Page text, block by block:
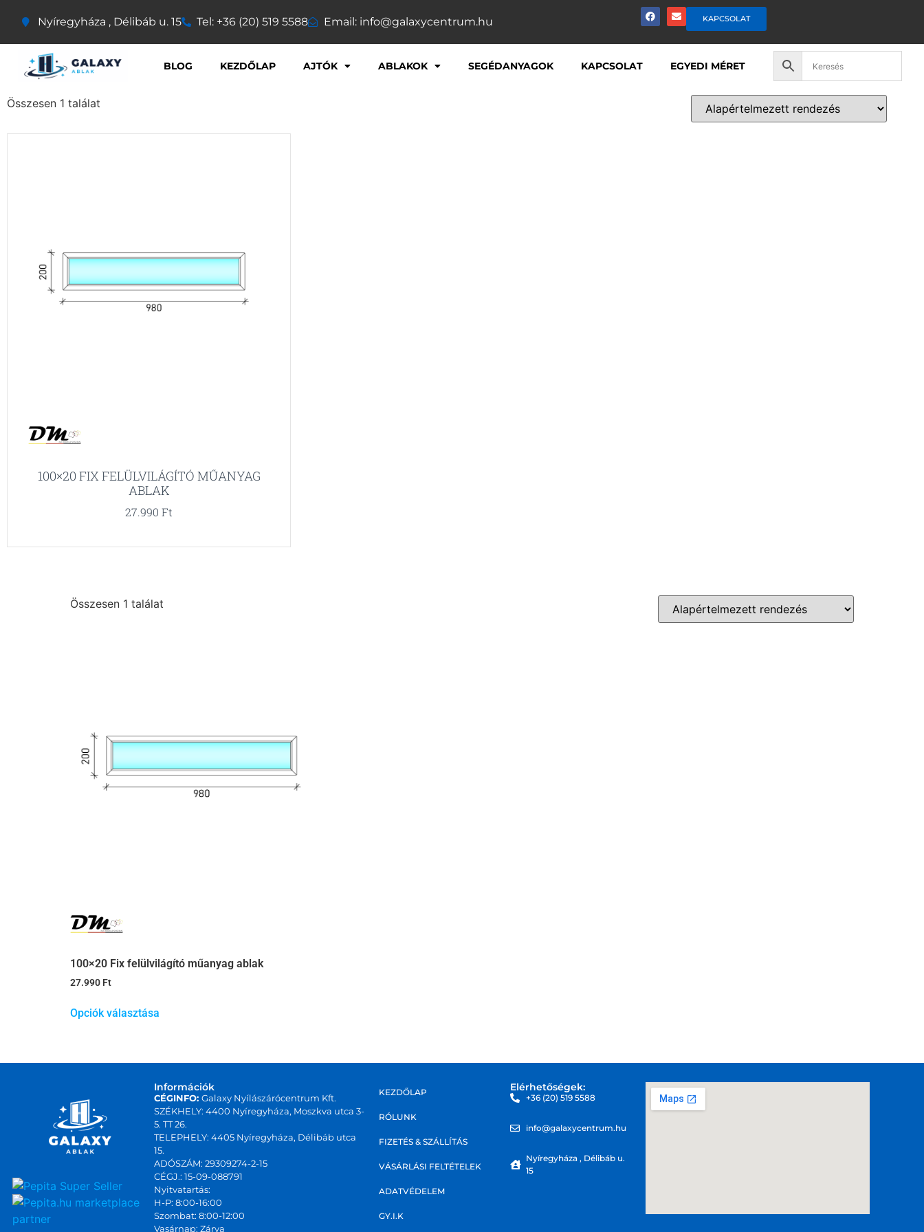
Nyíregyháza , Délibáb u. 15 Tel: +36 (20) 519 5588 Email: info@galaxycentrum.hu KAPCSOLAT
BLOG KEZDŐLAP AJTÓK ABLAKOK SEGÉDANYAGOK KAPCSOLAT EGYEDI MÉRET
Összesen 1 találat
100×20 FIX FELÜLVILÁGÍTÓ MŰANYAG
ABLAK
27.990Ft
Összesen 1 találat
100×20 Fix felülvilágító műanyag ablak
27.990 Ft
Opciók választása
marketplace
partner
Információk
CÉGINFO:Galaxy Nyílászárócentrum Kft.
SZÉKHELY: 4400 Nyíregyháza, Moszkva utca 3-
5. TT 26.
TELEPHELY: 4405 Nyíregyháza, Délibáb utca
15.
ADÓSZÁM: 29309274-2-15
CÉGJ.: 15-09-088791
Nyitvatartás:
H-P: 8:00-16:00
Szombat: 8:00-12:00
Vasárnap: Zárva
KEZDŐLAP
RÓLUNK
FIZETÉS & SZÁLLÍTÁS
VÁSÁRLÁSI FELTÉTELEK
ADATVÉDELEM
GY.I.K
Elérhetőségek:
+36 (20) 519 5588
info@galaxycentrum.hu
Nyíregyháza , Délibáb u.
15